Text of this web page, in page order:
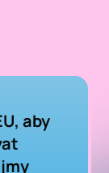
aby